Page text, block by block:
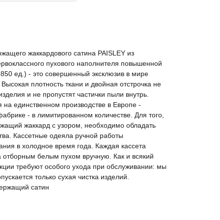
жаккардового сатина PAISLEY из
пухового наполнителя повышенной
ед.) - это совершенный эксклюзив в мире
плотность ткани и двойная отстрочка не
и не пропустят частички пыли внутрь.
на единственном производстве в Европе -
- в лимитированном количестве. Для того,
жаккард с узором, необходимо обладать
Кассетные одеяла ручной работы
в холодное время года. Каждая кассета
белым пухом вручную. Как и всякий
требуют особого ухода при обслуживании: мы
только сухая чистка изделий.
сатин